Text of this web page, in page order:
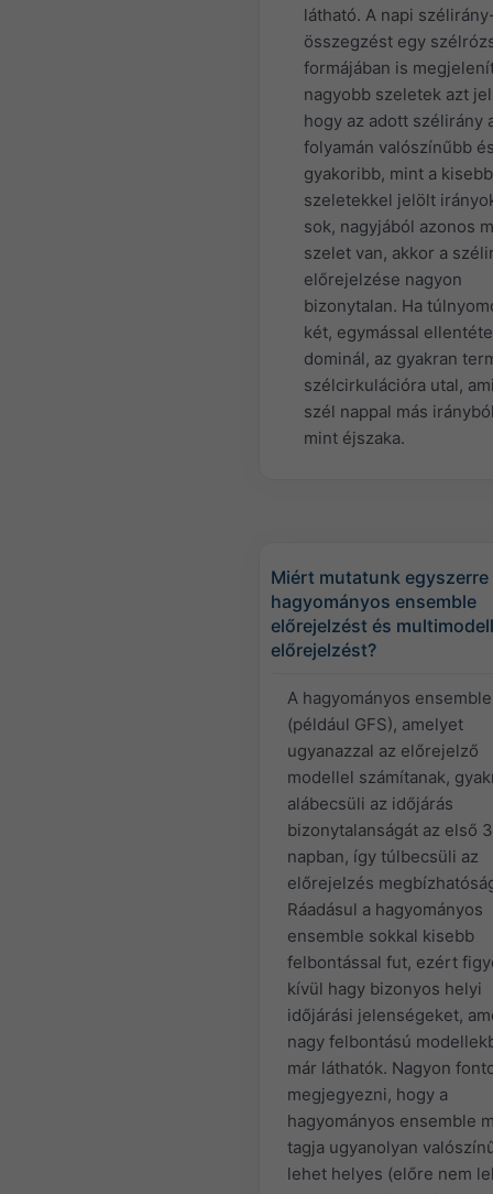
látható. A napi
összegzést egy
formájában is
nagyobb szeletek azt
hogy az adott szélirány
folyamán valószínűbb
gyakoribb, mint a kisebb
szeletekkel jelölt
sok, nagyjából azonos
szelet van, akkor a
előrejelzése nagyon
bizonytalan. Ha
két, egymással
dominál, az gyakran
szélcirkulációra utal,
szél nappal más
mint éjszaka.
Miért mutatunk egyszerre
hagyományos ensemble
előrejelzést és multimodell
előrejelzést?
A hagyományos ensemble
(például GFS), amelyet
ugyanazzal az előrejelző
modellel számítanak,
alábecsüli az időjárás
bizonytalanságát az első
napban, így túlbecsüli az
előrejelzés
Ráadásul a hagyományos
ensemble sokkal kisebb
felbontással fut, ezért
kívül hagy bizonyos helyi
időjárási jelenségeket,
nagy felbontású
már láthatók. Nagyon
megjegyezni, hogy a
hagyományos ensemble
tagja ugyanolyan
lehet helyes (előre nem